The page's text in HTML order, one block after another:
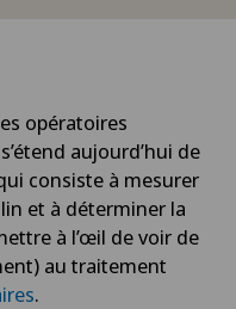
opératoires
s’étend aujourd’hui de
consiste à mesurer
et à déterminer la
à l’œil de voir de
au traitement
.